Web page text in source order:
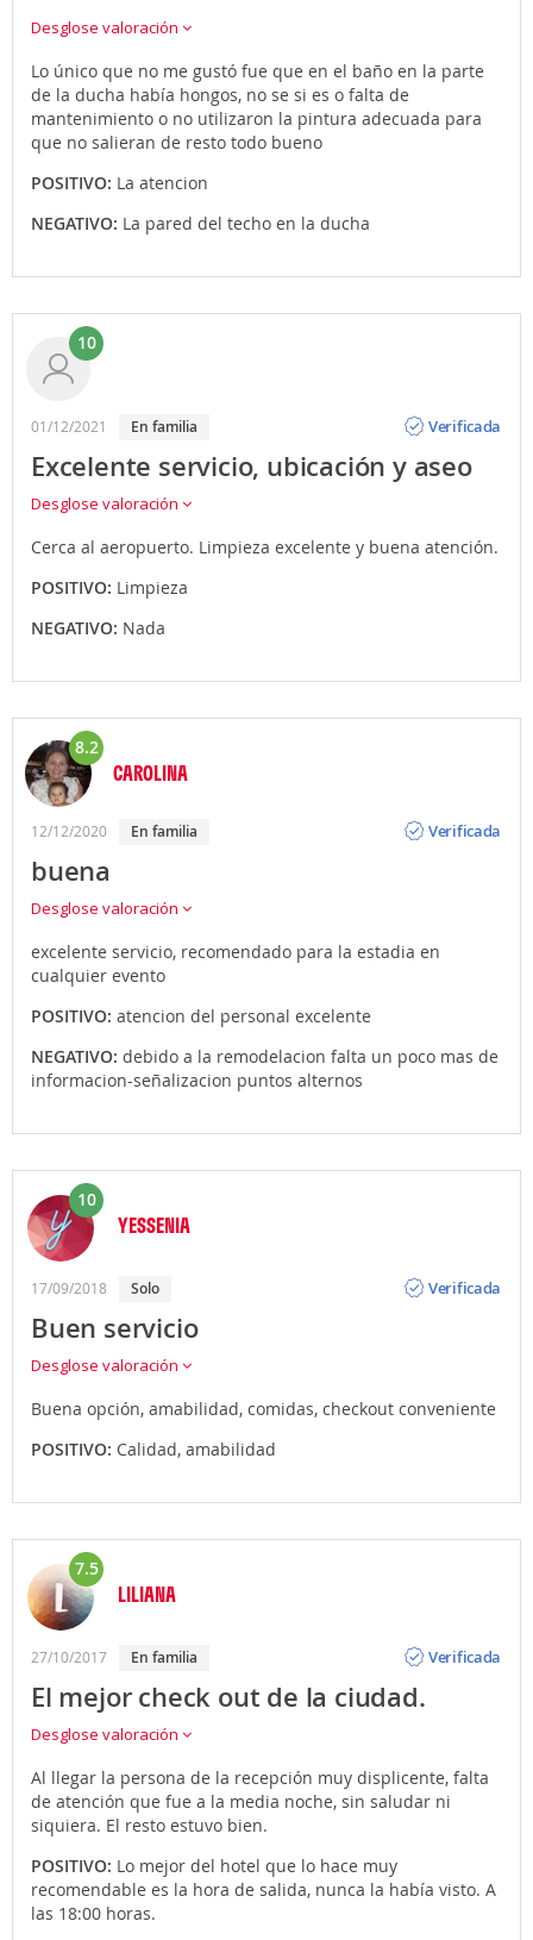
Desglose valoración
Lo único que no me gustó fue que en el baño en la parte
de la ducha había hongos, no se si es o falta de
mantenimiento o no utilizaron la pintura adecuada para
que no salieran de resto todo bueno
POSITIVO: La atencion
NEGATIVO: La pared del techo en la ducha
10
01/12/2021 en familia
Verificada
Excelente servicio, ubicación y aseo
Desglose valoración
Cerca al aeropuerto. Limpieza excelente y buena atención.
POSITIVO: Limpieza
NEGATIVO: Nada
8.2
CAROLINA
12/12/2020 en familia
Verificada
buena
Desglose valoración
excelente servicio, recomendado para la estadia en
cualquier evento
POSITIVO: atencion del personal excelente
NEGATIVO: debido a la remodelacion falta un poco mas de
informacion-señalizacion puntos alternos
10
YESSENIA
17/09/2018 solo
Verificada
Buen servicio
Desglose valoración
Buena opción, amabilidad, comidas, checkout conveniente
POSITIVO: Calidad, amabilidad
7.5
LILIANA
27/10/2017 en familia
Verificada
El mejor check out de la ciudad.
Desglose valoración
Al llegar la persona de la recepción muy displicente, falta
de atención que fue a la media noche, sin saludar ni
siquiera. El resto estuvo bien.
POSITIVO: Lo mejor del hotel que lo hace muy
recomendable es la hora de salida, nunca la había visto. A
las 18:00 horas.